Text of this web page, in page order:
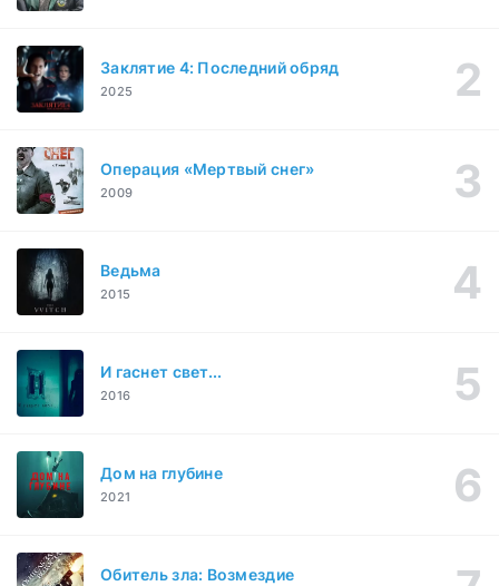
Заклятие 4: Последний обряд
2025
Операция «Мертвый снег»
2009
Ведьма
2015
И гаснет свет...
2016
Дом на глубине
2021
Обитель зла: Возмездие